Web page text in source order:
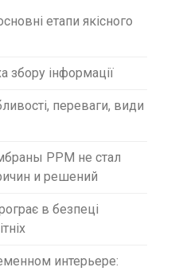
етапи якісного
збору інформації
переваги, види
PPM не стал
и решений
в безпеці
интерьере: